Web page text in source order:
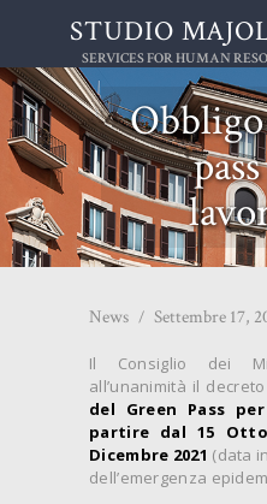
STUDIO
SERVICES FOR HUMAN
STUDIO
HOME
STUDIO
NEWS
SERVIZI
CONTATTI
News Settembre 17,
Il Consiglio dei
all’unanimità il
del Green Pass
partire dal 15
Dicembre 2021 (data
dell’emergenza